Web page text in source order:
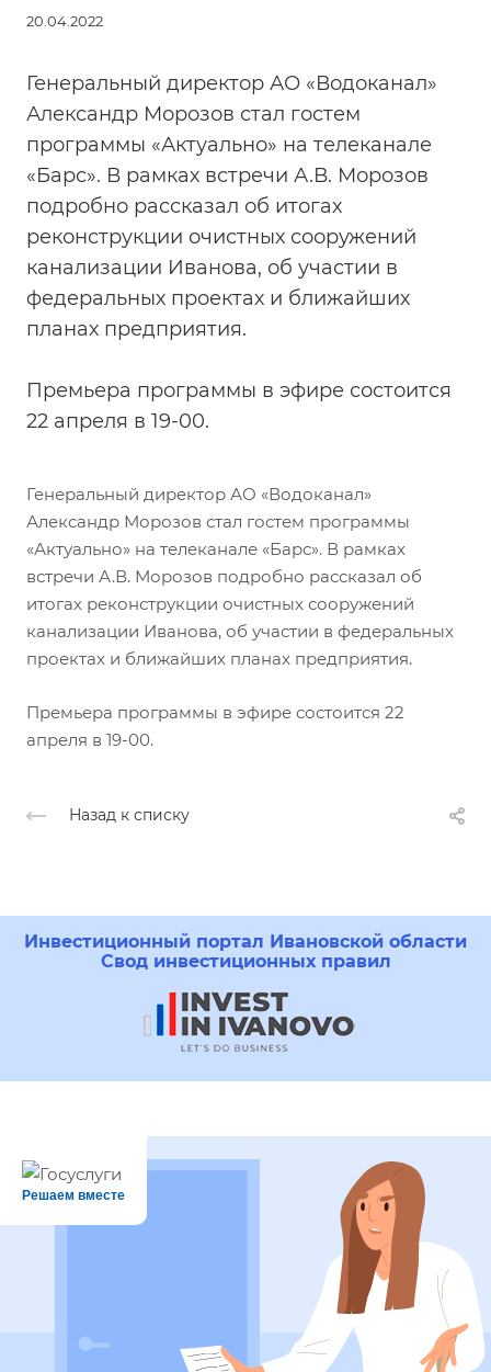
20.04.2022
Генеральный директор АО «Водоканал»
Александр Морозов стал гостем
программы «Актуально» на телеканале
«Барс». В рамках встречи А.В. Морозов
подробно рассказал об итогах
реконструкции очистных сооружений
канализации Иванова, об участии в
федеральных проектах и ближайших
планах предприятия.
Премьера программы в эфире состоится
22 апреля в 19-00.
Генеральный директор АО «Водоканал»
Александр Морозов стал гостем программы
«Актуально» на телеканале «Барс». В рамках
встречи А.В. Морозов подробно рассказал об
итогах реконструкции очистных сооружений
канализации Иванова, об участии в федеральных
проектах и ближайших планах предприятия.
Премьера программы в эфире состоится 22
апреля в 19-00.
Назад к списку
Инвестиционный портал Ивановской области
Свод инвестиционных правил
Решаем вместе